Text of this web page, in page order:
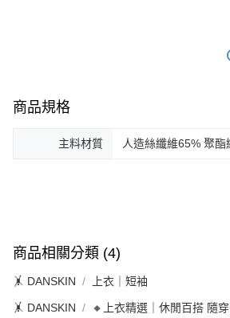
商品規格
主料材質 人造絲纖維65% 聚
商品相關分類 (4)
🤸 DANSKIN 上衣｜短袖
🤸 DANSKIN 🔸上衣精選｜休閒百搭 隨